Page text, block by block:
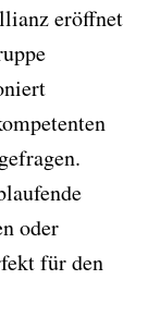
eröffnet
oder
für den